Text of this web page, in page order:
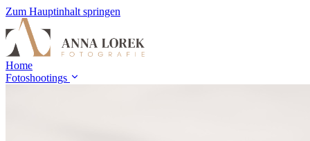
Zum Hauptinhalt springen
Home
Fotoshootings